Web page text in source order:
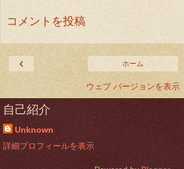
コメントを投稿
‹ ホーム
ウェブ バージョンを表示
自己紹介
Unknown
詳細プロフィールを表示